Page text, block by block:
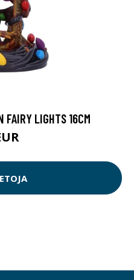
FAIRY LIGHTS 16CM